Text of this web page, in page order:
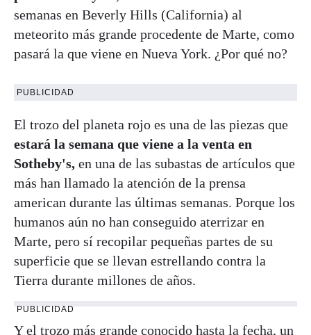
semanas en Beverly Hills (California) al
meteorito más grande procedente de Marte, como
pasará la que viene en Nueva York. ¿Por qué no?
PUBLICIDAD
El trozo del planeta rojo es una de las piezas que
estará la semana que viene a la venta en
Sotheby's, en una de las subastas de artículos que
más han llamado la atención de la prensa
american durante las últimas semanas. Porque los
humanos aún no han conseguido aterrizar en
Marte, pero sí recopilar pequeñas partes de su
superficie que se llevan estrellando contra la
Tierra durante millones de años.
PUBLICIDAD
Y el trozo más grande conocido hasta la fecha, un